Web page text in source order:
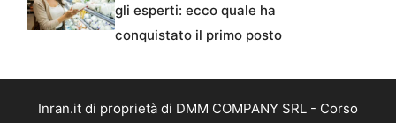
gli esperti: ecco quale ha
conquistato il primo posto
Inran.it di proprietà di DMM COMPANY SRL - Corso